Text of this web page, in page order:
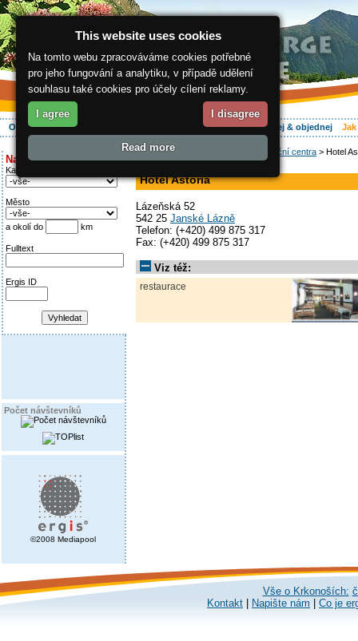
O regionu Aktivně Ubytování Hledej & objednej
Najděte si:
Kategorie
Město
a okolí do km
Fulltext
Ergis ID
Počet návštevníků
©2008 Mediapool
ergis.cz> Informační centra > Hotel
Hotel Astoria
Lázeňská 52
542 25 Janské Lázně
Telefon: (+420) 499 875 317
Fax: (+420) 499 875 317
Viz též:
restaurace
Vše o Krkonoších:
Kontakt
Napište nám Co je
This website uses cookies
Na tomto webu zpracováváme cookies potřebné
pro jeho fungování a analytiku, v případě udělení
souhlasu také cookies pro účely cílení reklamy.
I agree I disagree
Read more